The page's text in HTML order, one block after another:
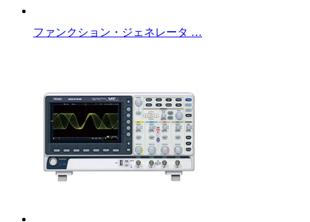
ファンクション・ジェネレータ …